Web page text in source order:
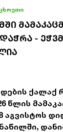
-
ქალაქ
წლის
აგვისტოს